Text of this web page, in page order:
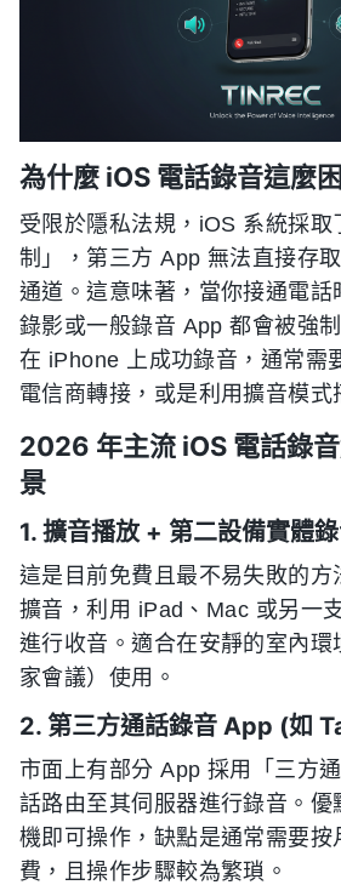
為什麼 iOS 電話錄音這麼
受限於隱私法規，iOS 系統採取
制」，第三方 App 無法直接存
通道。這意味著，當你接通電話
錄影或一般錄音 App 都會被強
在 iPhone 上成功錄音，通常需
電信商轉接，或是利用擴音模式
2026 年主流 iOS 電話錄
景
1. 擴音播放 + 第二設備實體
這是目前免費且最不易失敗的方
擴音，利用 iPad、Mac 或另一
進行收音。適合在安靜的室內環
家會議）使用。
2. 第三方通話錄音 App (如
市面上有部分 App 採用「三方
話路由至其伺服器進行錄音。優
機即可操作，缺點是通常需要按
費，且操作步驟較為繁瑣。